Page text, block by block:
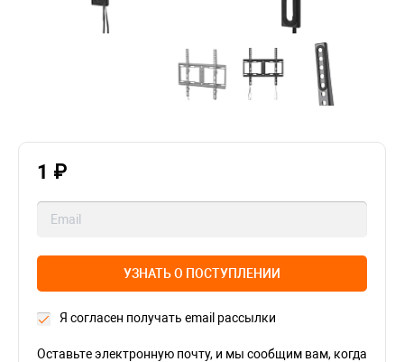
1 ₽
УЗНАТЬ О ПОСТУПЛЕНИИ
Я согласен получать email рассылки
Оставьте электронную почту, и мы сообщим вам, когда